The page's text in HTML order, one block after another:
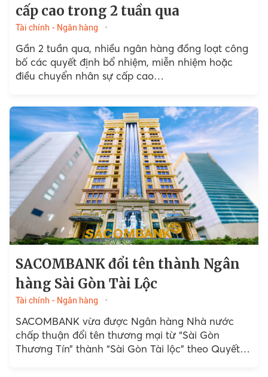
cấp cao trong 2 tuần qua
Tài chính - Ngân hàng
Gần 2 tuần qua, nhiều ngân hàng đồng loạt công
bố các quyết định bổ nhiệm, miễn nhiệm hoặc
điều chuyển nhân sự cấp cao…
SACOMBANK đổi tên thành Ngân
hàng Sài Gòn Tài Lộc
Tài chính - Ngân hàng
SACOMBANK vừa được Ngân hàng Nhà nước
chấp thuận đổi tên thương mại từ “Sài Gòn
Thương Tín” thành “Sài Gòn Tài lộc” theo Quyết